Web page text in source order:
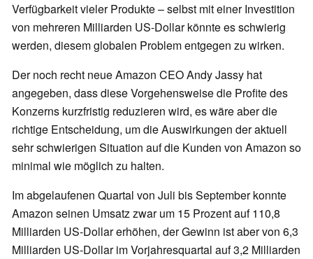
Verfügbarkeit vieler Produkte – selbst mit einer Investition
von mehreren Milliarden US-Dollar könnte es schwierig
werden, diesem globalen Problem entgegen zu wirken.
Der noch recht neue Amazon CEO Andy Jassy hat
angegeben, dass diese Vorgehensweise die Profite des
Konzerns kurzfristig reduzieren wird, es wäre aber die
richtige Entscheidung, um die Auswirkungen der aktuell
sehr schwierigen Situation auf die Kunden von Amazon so
minimal wie möglich zu halten.
Im abgelaufenen Quartal von Juli bis September konnte
Amazon seinen Umsatz zwar um 15 Prozent auf 110,8
Milliarden US-Dollar erhöhen, der Gewinn ist aber von 6,3
Milliarden US-Dollar im Vorjahresquartal auf 3,2 Milliarden